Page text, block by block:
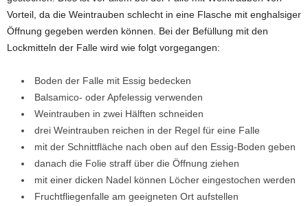
Vorteil, da die Weintrauben schlecht in eine Flasche mit enghalsiger
Öffnung gegeben werden können. Bei der Befüllung mit den
Lockmitteln der Falle wird wie folgt vorgegangen:
Boden der Falle mit Essig bedecken
Balsamico- oder Apfelessig verwenden
Weintrauben in zwei Hälften schneiden
drei Weintrauben reichen in der Regel für eine Falle
mit der Schnittfläche nach oben auf den Essig-Boden geben
danach die Folie straff über die Öffnung ziehen
mit einer dicken Nadel können Löcher eingestochen werden
Fruchtfliegenfalle am geeigneten Ort aufstellen